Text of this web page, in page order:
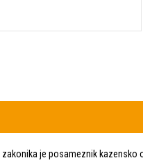
zakonika je posameznik